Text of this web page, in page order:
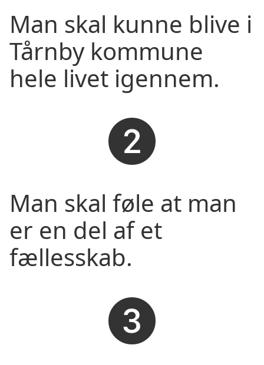
Man skal kunne blive i
Tårnby kommune
hele livet igennem.
Man skal føle at man
er en del af et
fællesskab.